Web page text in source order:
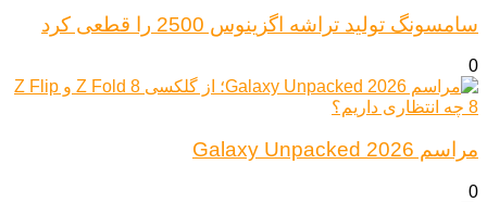
سامسونگ تولید تراشه اگزینوس 2500 را قطعی کرد
0
مراسم Galaxy Unpacked 2026
0